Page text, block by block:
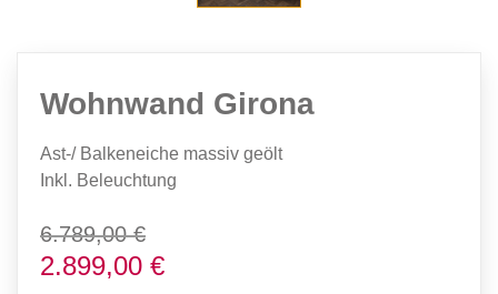
Wohnwand Girona
Ast-/ Balkeneiche massiv geölt
Inkl. Beleuchtung
6.789,00 €
2.899,00 €